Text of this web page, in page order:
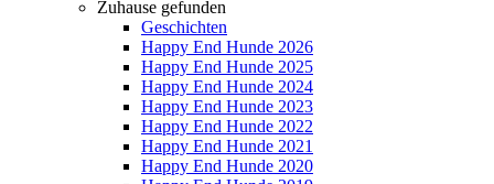
Zuhause gefunden
Geschichten
Happy End Hunde 2026
Happy End Hunde 2025
Happy End Hunde 2024
Happy End Hunde 2023
Happy End Hunde 2022
Happy End Hunde 2021
Happy End Hunde 2020